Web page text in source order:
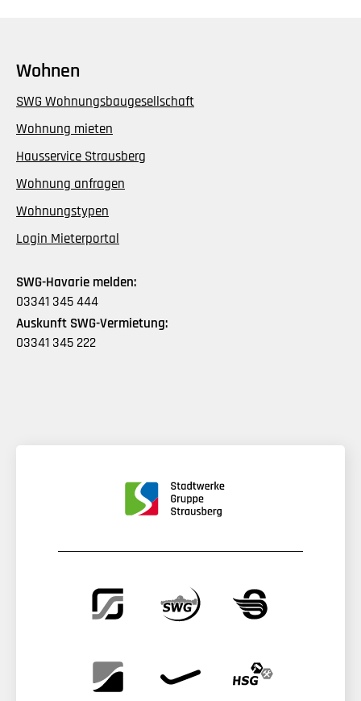
Wohnen
SWG Wohnungsbaugesellschaft
Wohnung mieten
Hausservice Strausberg
Wohnung anfragen
Wohnungstypen
Login Mieterportal
SWG-Havarie melden:
03341 345 444
Auskunft SWG-Vermietung:
03341 345 222